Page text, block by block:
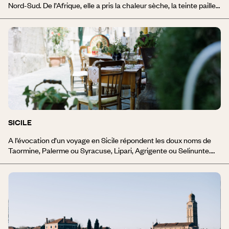
Nord-Sud. De l’Afrique, elle a pris la chaleur sèche, la teinte paille
centenaires, et des falaises dignes de la faille du rift. De l’Europe,
la douceur, les lumières, la courbe de ses formes, ses villages
blonds de pierre et de tuiles. Cernée d’eau, la Sardaigne se dévoile
aussi au fil de ses plages uniques : des rochers-sculptures
dessinés par le vent, un sable si blanc qu’on se croirait aux
antipodes, et une eau si turquoise que le bleu du ciel en rajoute.
SICILE
A l’évocation d’un voyage en Sicile répondent les doux noms de
Taormine, Palerme ou Syracuse, Lipari, Agrigente ou Selinunte.
Comme celui d’Aréthuse, la jolie nymphe qui, poursuivie par un
Alphée - s’enfuit jusqu’en Sicile. Artémis l’aida, solution radicale à
la manière des dieux grecs : il la changea en fontaine. Elle est
toujours là, Aréthuse ; on peut la voir à Syracuse, un peu d’eau
douce sur cette île aride, brute et rêche, jaune comme le soleil qui